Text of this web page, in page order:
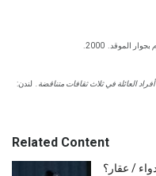
بجوار الموقد. 2000.
لندن:
Related Content
/ عقار؟